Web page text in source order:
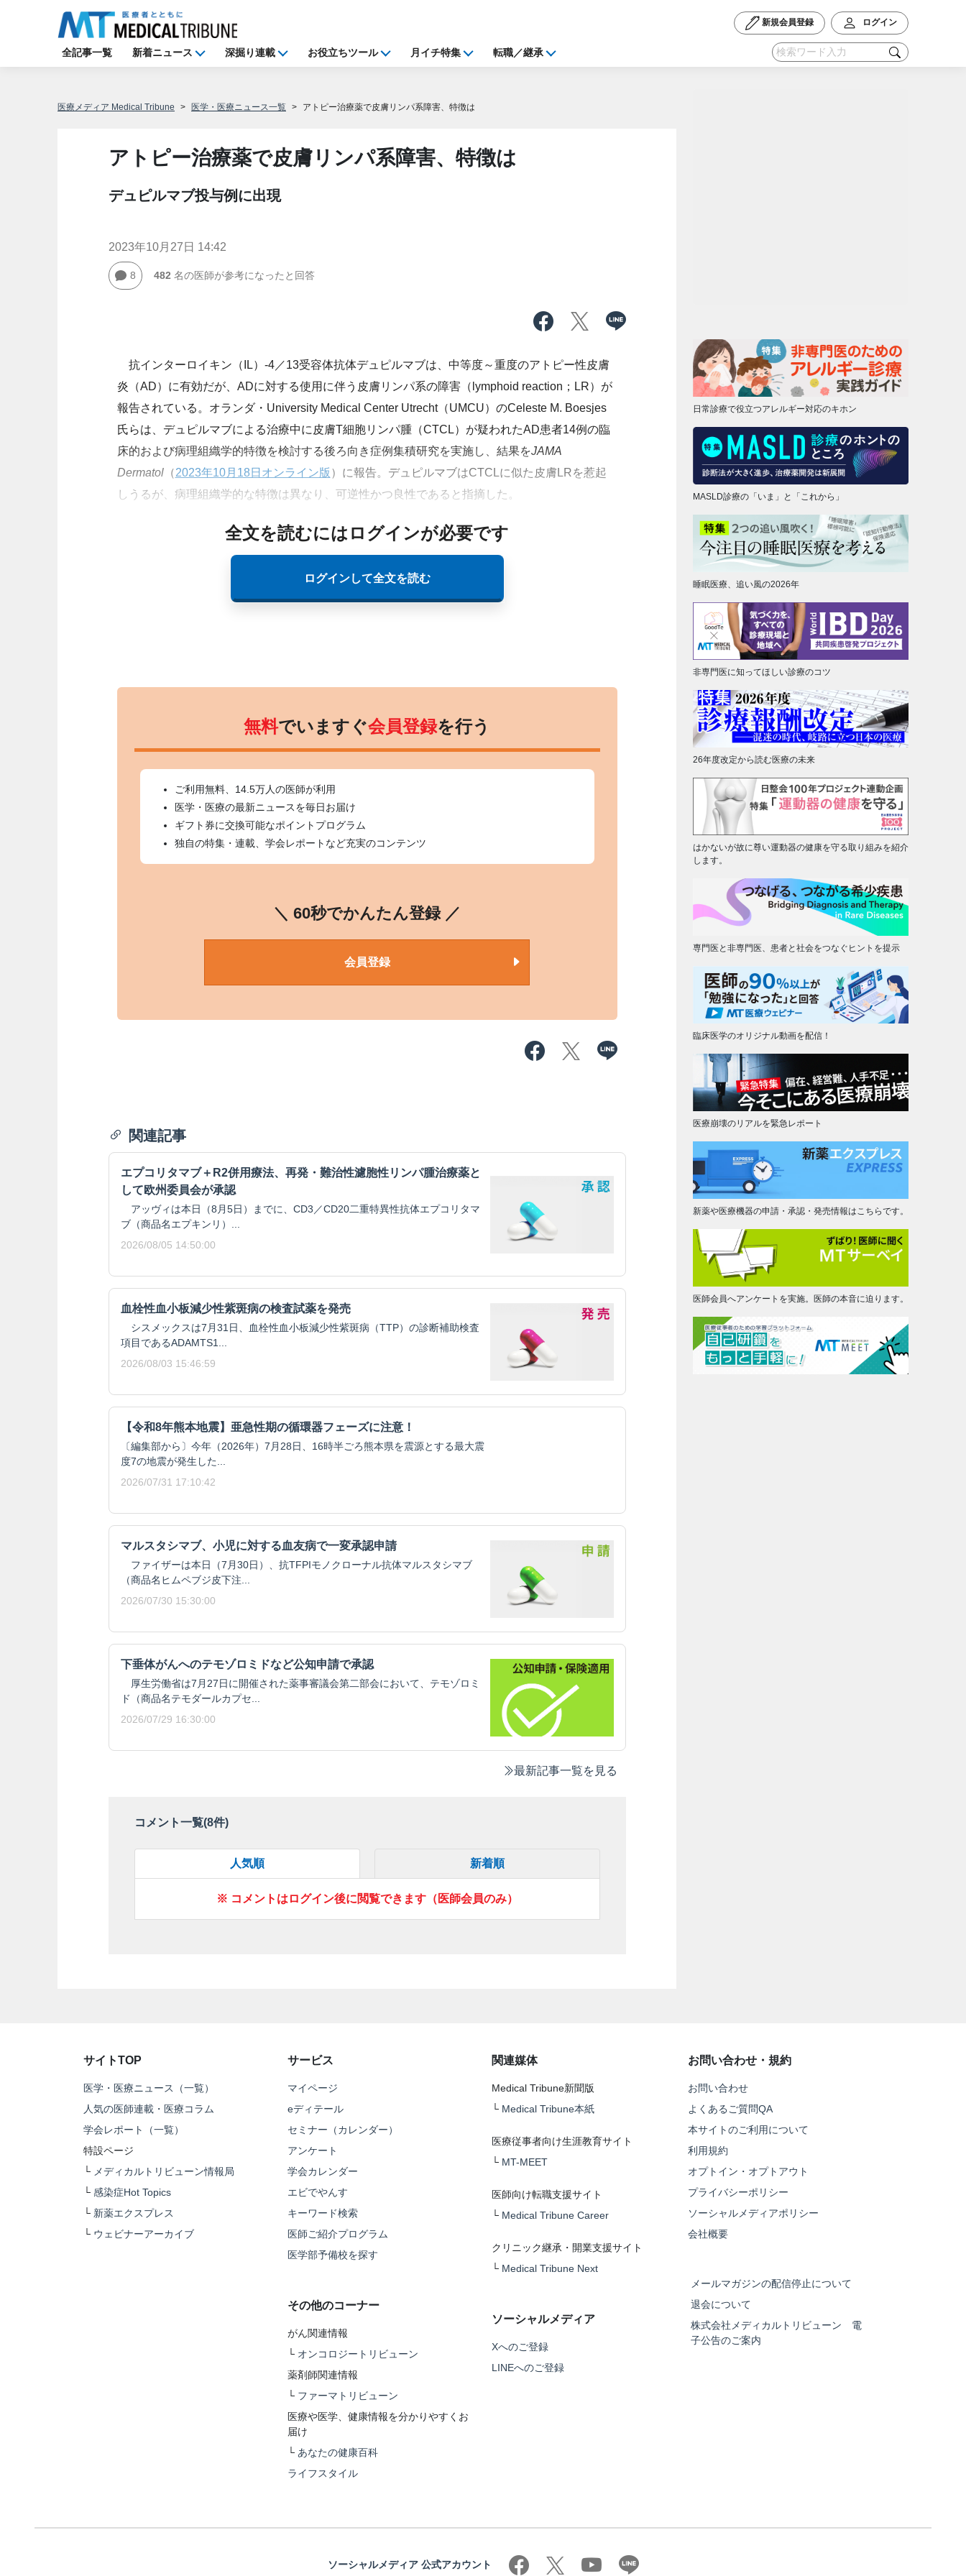
新規会員登録 ログイン
全記事一覧 新着ニュース 深掘り連載 お役立ちツール 月イチ特集 転職／継承
医療メディア Medical Tribune 医学・医療ニュース一覧 アトピー治療薬で皮膚リンパ系障害、特徴は
アトピー治療薬で皮膚リンパ系障害、特徴は
デュピルマブ投与例に出現
2023年10月27日 14:42
8 482 名の医師が参考になったと回答
抗インターロイキン（IL）-4／13受容体抗体デュピルマブは、中等度～重度のアトピー性皮膚
炎（AD）に有効だが、ADに対する使用に伴う皮膚リンパ系の障害（lymphoid reaction；LR）が
報告されている。オランダ・University Medical Center Utrecht（UMCU）のCeleste M. Boesjes
氏らは、デュピルマブによる治療中に皮膚T細胞リンパ腫（CTCL）が疑われたAD患者14例の臨
床的および病理組織学的特徴を検討する後ろ向き症例集積研究を実施し、結果をJAMA
Dermatol（2023年10月18日オンライン版 ）に報告。デュピルマブはCTCLに似た皮膚LRを惹起
しうるが、病理組織学的な特徴は異なり、可逆性かつ良性であると指摘した。
全文を読むにはログインが必要です
ログインして全文を読む
無料でいますぐ会員登録を行う
ご利用無料、14.5万人の医師が利用
医学・医療の最新ニュースを毎日お届け
ギフト券に交換可能なポイントプログラム
独自の特集・連載、学会レポートなど充実のコンテンツ
＼ 60秒でかんたん登録 ／
会員登録
関連記事
エプコリタマブ＋R2併用療法、再発・難治性濾胞性リンパ腫治療薬と
して欧州委員会が承認
アッヴィは本日（8月5日）までに、CD3／CD20二重特異性抗体エプコリタマ
ブ（商品名エプキンリ）...
2026/08/05 14:50:00
血栓性血小板減少性紫斑病の検査試薬を発売
シスメックスは7月31日、血栓性血小板減少性紫斑病（TTP）の診断補助検査
項目であるADAMTS1...
2026/08/03 15:46:59
【令和8年熊本地震】亜急性期の循環器フェーズに注意！
〔編集部から〕今年（2026年）7月28日、16時半ごろ熊本県を震源とする最大震
度7の地震が発生した...
2026/07/31 17:10:42
マルスタシマブ、小児に対する血友病で一変承認申請
ファイザーは本日（7月30日）、抗TFPIモノクローナル抗体マルスタシマブ
（商品名ヒムペブジ皮下注...
2026/07/30 15:30:00
下垂体がんへのテモゾロミドなど公知申請で承認
厚生労働省は7月27日に開催された薬事審議会第二部会において、テモゾロミ
ド（商品名テモダールカプセ...
2026/07/29 16:30:00
最新記事一覧を見る
コメント一覧(8件)
人気順 新着順
※ コメントはログイン後に閲覧できます（医師会員のみ）
日常診療で役立つアレルギー対応のキホン
MASLD診療の「いま」と「これから」
睡眠医療、追い風の2026年
非専門医に知ってほしい診療のコツ
26年度改定から読む医療の未来
はかないが故に尊い運動器の健康を守る取り組みを紹介
します。
専門医と非専門医、患者と社会をつなぐヒントを提示
臨床医学のオリジナル動画を配信！
医療崩壊のリアルを緊急レポート
新薬や医療機器の申請・承認・発売情報はこちらです。
医師会員へアンケートを実施。医師の本音に迫ります。
サイトTOP
医学・医療ニュース（一覧）
人気の医師連載・医療コラム
学会レポート（一覧）
特設ページ
└ メディカルトリビューン情報局
└ 感染症Hot Topics
└ 新薬エクスプレス
└ ウェビナーアーカイブ
サービス
マイページ
eディテール
セミナー（カレンダー）
アンケート
学会カレンダー
エビでやんす
キーワード検索
医師ご紹介プログラム
医学部予備校を探す
その他のコーナー
がん関連情報
└ オンコロジートリビューン
薬剤師関連情報
└ ファーマトリビューン
医療や医学、健康情報を分かりやすくお
届け
└ あなたの健康百科
ライフスタイル
関連媒体
Medical Tribune新聞版
└ Medical Tribune本紙
医療従事者向け生涯教育サイト
└ MT-MEET
医師向け転職支援サイト
└ Medical Tribune Career
クリニック継承・開業支援サイト
└ Medical Tribune Next
ソーシャルメディア
Xへのご登録
LINEへのご登録
お問い合わせ・規約
お問い合わせ
よくあるご質問QA
本サイトのご利用について
利用規約
オプトイン・オプトアウト
プライバシーポリシー
ソーシャルメディアポリシー
会社概要
メールマガジンの配信停止について
退会について
株式会社メディカルトリビューン 電
子公告のご案内
ソーシャルメディア 公式アカウント